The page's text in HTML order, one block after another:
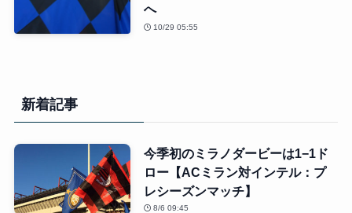
へ
10/29 05:55
新着記事
今季初のミラノダービーは1−1ド
ロー【ACミラン対インテル：プ
レシーズンマッチ】
8/6 09:45